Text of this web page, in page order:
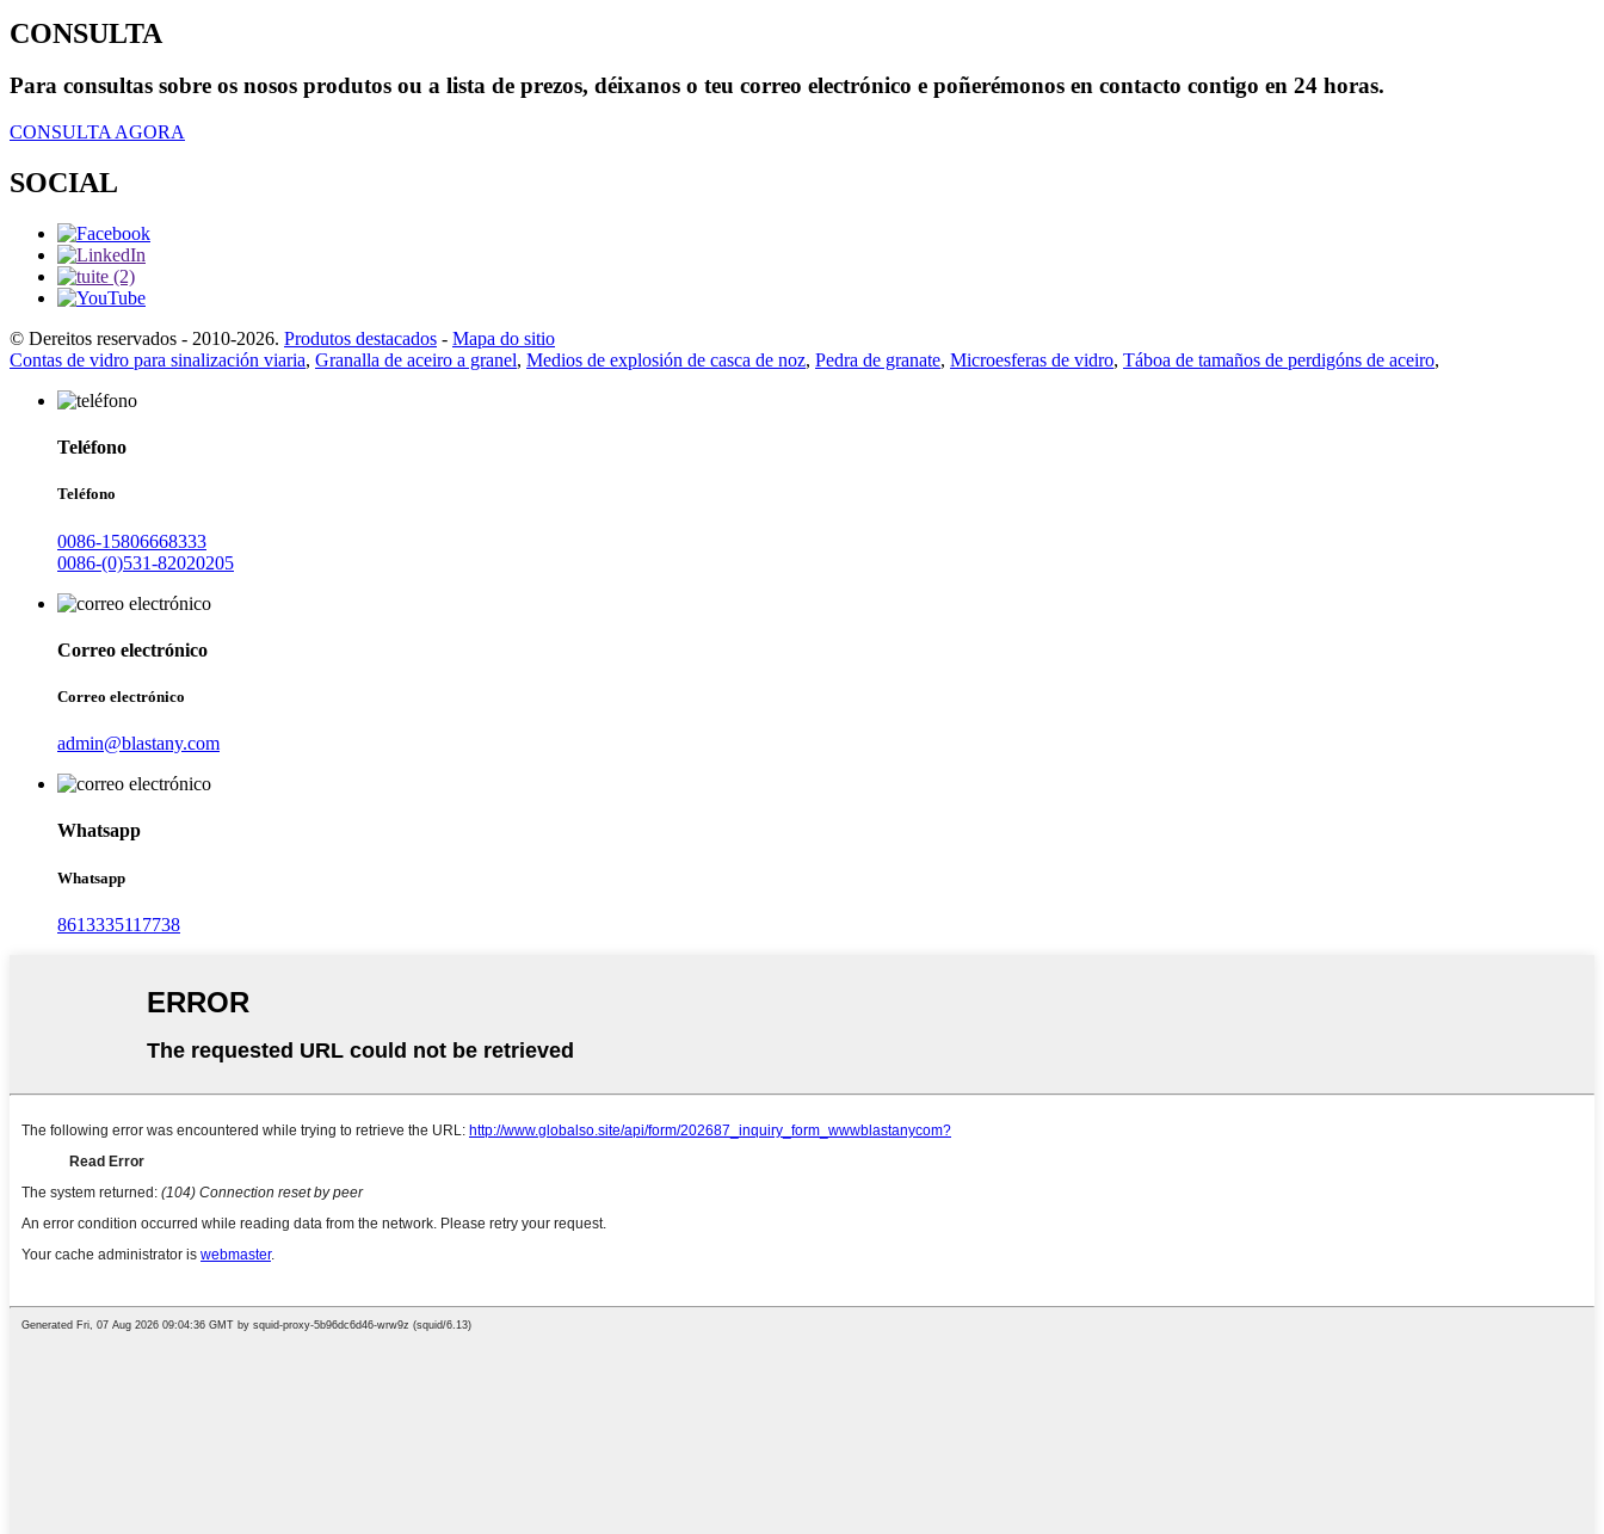
CONSULTA
Para consultas sobre os nosos produtos ou a lista de prezos, déixanos o teu correo electrónico e poñerémonos en contacto contigo en 24 horas.
CONSULTA AGORA
SOCIAL
© Dereitos reservados - 2010-2026. Produtos destacados - Mapa do sitio
Contas de vidro para sinalización viaria, Granalla de aceiro a granel, Medios de explosión de casca de noz, Pedra de granate, Microesferas de vidro, Táboa de tamaños de perdigóns de aceiro,
Teléfono
Teléfono
0086-15806668333
0086-(0)531-82020205
Correo electrónico
Correo electrónico
admin@blastany.com
Whatsapp
Whatsapp
8613335117738